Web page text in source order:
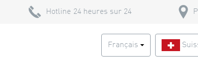
Hotline 24 heures sur 24
Français